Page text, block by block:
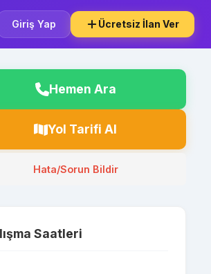
Giriş Yap Ücretsiz İlan Ver
Hemen Ara
Yol Tarifi Al
Hata/Sorun Bildir
Saatleri